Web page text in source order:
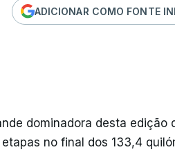
ADICIONAR COMO FONTE
dominadora desta edição
no final dos 133,4